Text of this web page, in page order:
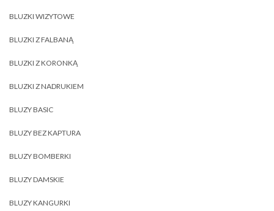
BLUZKI WIZYTOWE
BLUZKI Z FALBANĄ
BLUZKI Z KORONKĄ
BLUZKI Z NADRUKIEM
BLUZY BASIC
BLUZY BEZ KAPTURA
BLUZY BOMBERKI
BLUZY DAMSKIE
BLUZY KANGURKI